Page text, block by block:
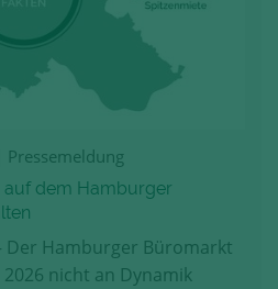
Pressemeldung
dem Hamburger
Der Hamburger Büromarkt
nicht an Dynamik